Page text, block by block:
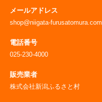
メールアドレス
shop@niigata-furusatomura.com
電話番号
025-230-4000
販売業者
株式会社新潟ふるさと村